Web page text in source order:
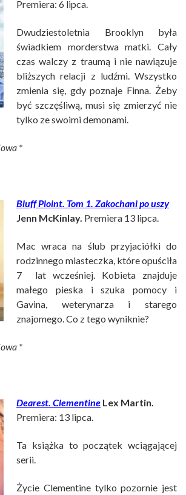
Premiera: 6 lipca.
Dwudziestoletnia Brooklyn była
świadkiem morderstwa matki. Cały
czas walczy z traumą i nie nawiązuje
bliższych relacji z ludźmi. Wszystko
zmienia się, gdy poznaje Finna. Żeby
być szczęśliwą, musi się zmierzyć nie
tylko ze swoimi demonami.
*
Bluff Pioint. Tom 1. Zakochani po uszy
Jenn McKinlay. Premiera 13 lipca.
Mac wraca na ślub przyjaciółki do
rodzinnego miasteczka, które opuściła
7 lat wcześniej. Kobieta znajduje
małego pieska i szuka pomocy i
Gavina, weterynarza i starego
znajomego. Co z tego wyniknie?
*
Dearest. Clementine Lex Martin.
Premiera: 13 lipca.
Ta książka to początek wciągającej
serii.
Życie Clementine tylko pozornie jest